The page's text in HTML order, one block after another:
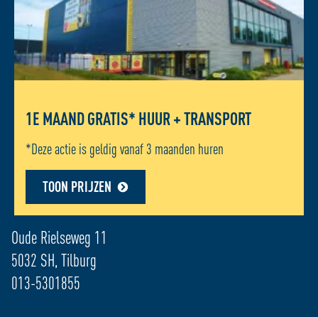
1E MAAND GRATIS* HUUR + TRANSPORT
*Deze actie is geldig vanaf 3 maanden huren
TOON PRIJZEN
ADRES LOCATIE - TILBURG
Oude Rielseweg 11
5032 SH, Tilburg
013-5301855